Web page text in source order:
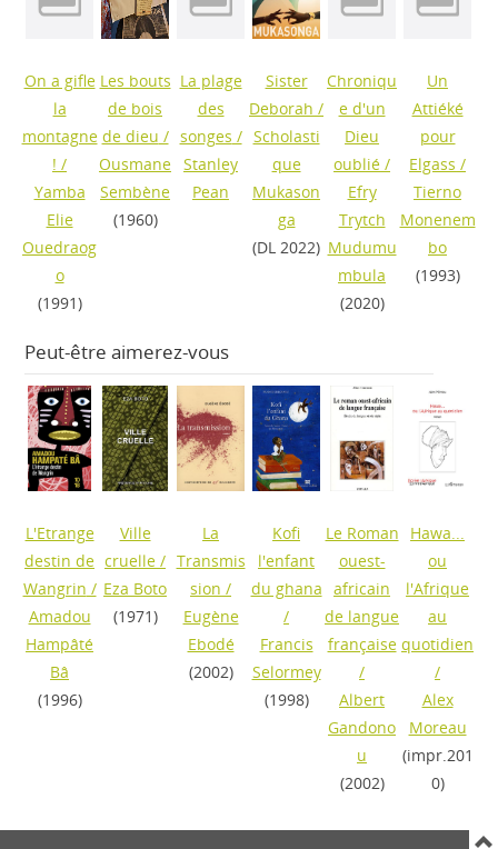
On a gifle
la
montagne
! /
Yamba
Elie
Ouedraog
o
(1991)
Les bouts
de bois
de dieu /
Ousmane
Sembène
(1960)
La plage
des
songes /
Stanley
Pean
Sister
Deborah /
Scholasti
que
Mukason
ga
(DL 2022)
Chroniqu
e d'un
Dieu
oublié /
Efry
Trytch
Mudumu
mbula
(2020)
Un
Attiéké
pour
Elgass /
Tierno
Monenem
bo
(1993)
Peut-être aimerez-vous
L'Etrange
destin de
Wangrin /
Amadou
Hampâté
Bâ
(1996)
Ville
cruelle /
Eza Boto
(1971)
La
Transmis
sion /
Eugène
Ebodé
(2002)
Kofi
l'enfant
du ghana
/
Francis
Selormey
(1998)
Le Roman
ouest-
africain
de langue
française
/
Albert
Gandono
u
(2002)
Hawa...
ou
l'Afrique
au
quotidien
/
Alex
Moreau
(impr.201
0)